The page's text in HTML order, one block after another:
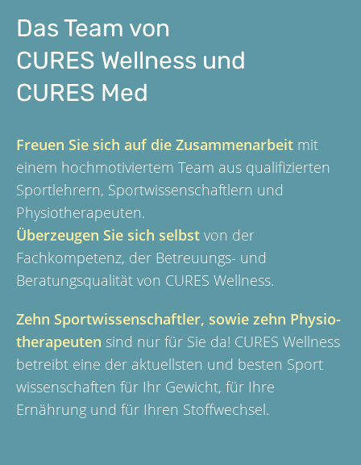
Das Team von
CURES Wellness und
CURES Med
Freuen Sie sich auf die Zusammenarbeit mit
einem hochmotiviertem Team aus qualifizierten
Sportlehrern, Sportwissenschaftlern und
Physiotherapeuten.
Überzeugen Sie sich selbst von der
Fachkompetenz, der Betreuungs- und
Beratungsqualität von CURES Wellness.
Zehn Sportwissenschaftler, sowie zehn Physio­
therapeuten sind nur für Sie da! CURES Wellness
betreibt eine der aktuellsten und besten Sport
wissenschaften für Ihr Gewicht, für Ihre
Ernährung und für Ihren Stoffwechsel.